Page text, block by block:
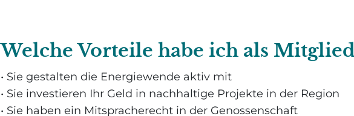
Welche Vorteile habe ich als
• Sie gestalten die Energiewende aktiv mit
• Sie investieren Ihr Geld in nachhaltige Projekte in der Region
• Sie haben ein Mitspracherecht in der Genossenschaft